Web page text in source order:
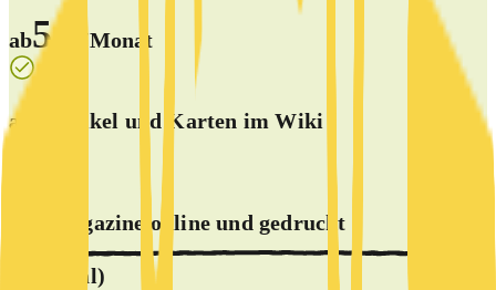
ab5 € /Monat
alle Artikel und Karten im Wiki
alle Magazine online und gedruckt
(optional)